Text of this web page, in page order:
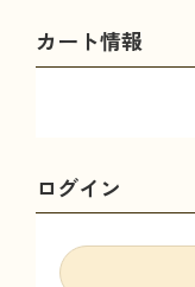
カート情報
ログイン